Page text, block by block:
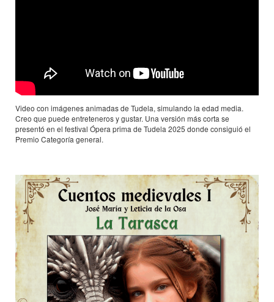
Video con imágenes animadas de Tudela, simulando la edad media.
Creo que puede entreteneros y gustar. Una versión más corta se
presentó en el festival Ópera prima de Tudela 2025 donde consiguió el
Premio Categoría general.